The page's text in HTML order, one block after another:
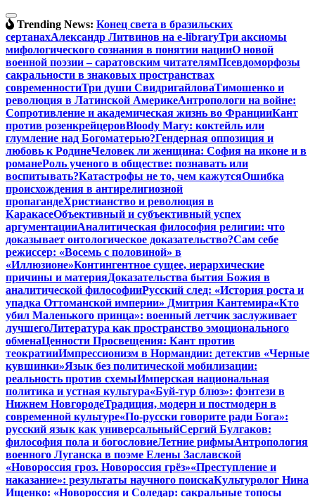
Перейти
к
содержимому
Trending News: Конец света в бразильских
сертанахАлександр Литвинов на e-libraryТри аксиомы
мифологического сознания в понятии нацииО новой
военной поэзии – саратовским читателямПсевдоморфозы
сакральности в знаковых пространствах
современностиТри души СвидригайловаТимошенко и
революция в Латинской АмерикеАнтропологи на войне:
Сопротивление и академическая жизнь во ФранцииКант
против розенкрейцеровBloody Mary: коктейль или
глумление над Богоматерью?Гендерная оппозиция и
любовь к РодинеЧеловек ли женщина: София на иконе и в
романеРоль ученого в обществе: познавать или
воспитывать?Катастрофы не то, чем кажутсяОшибка
происхождения в антирелигиозной
пропагандеХристианство и революция в
КаракасеОбъективный и субъективный успех
аргументацииАналитическая философия религии: что
доказывает онтологическое доказательство?Сам себе
режиссер: «Восемь с половиной» в
«Иллюзионе»Контингентное сущее, иерархические
причины и материяДоказательства бытия Божия в
аналитической философииРусский след: «История роста и
упадка Оттоманской империи» Дмитрия Кантемира«Кто
убил Маленького принца»: военный летчик заслуживает
лучшегоЛитература как пространство эмоционального
обменаЦенности Просвещения: Кант против
теократииИмпрессионизм в Нормандии: детектив «Черные
кувшинки»Язык без политической мобилизации:
реальность против схемыИмперская национальная
политика и устная культура«Буй-тур блюз»: фэнтези в
Нижнем НовгородеТрадиция, модерн и постмодерн в
современной культуре«По-русски говорите ради Бога»:
русский язык как универсальныйСергий Булгаков:
философия пола и богословиеЛетние рифмыАнтропология
военного Луганска в поэме Елены Заславской
«Новороссия гроз. Новороссия грёз»«Преступление и
наказание»: результаты научного поискаКультуролог Нина
Ищенко: «Новороссия и Соледар: сакральные топосы